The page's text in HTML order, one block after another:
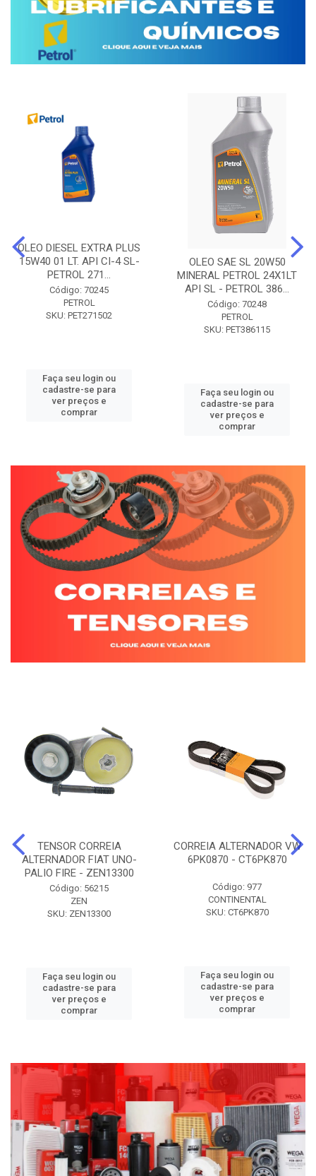
OLEO DIESEL EXTRA PLUS
15W40 01 LT. API CI-4 SL-
PETROL 271...
Código: 70245
PETROL
SKU: PET271502
Faça seu login ou
cadastre-se para
ver preços e
comprar
OLEO SAE SL 20W50
MINERAL PETROL 24X1LT
API SL - PETROL 386...
Código: 70248
PETROL
SKU: PET386115
Faça seu login ou
cadastre-se para
ver preços e
comprar
TENSOR CORREIA
ALTERNADOR FIAT UNO-
PALIO FIRE - ZEN13300
Código: 56215
ZEN
SKU: ZEN13300
Faça seu login ou
cadastre-se para
ver preços e
comprar
CORREIA ALTERNADOR VW
6PK0870 - CT6PK870
Código: 977
CONTINENTAL
SKU: CT6PK870
Faça seu login ou
cadastre-se para
ver preços e
comprar